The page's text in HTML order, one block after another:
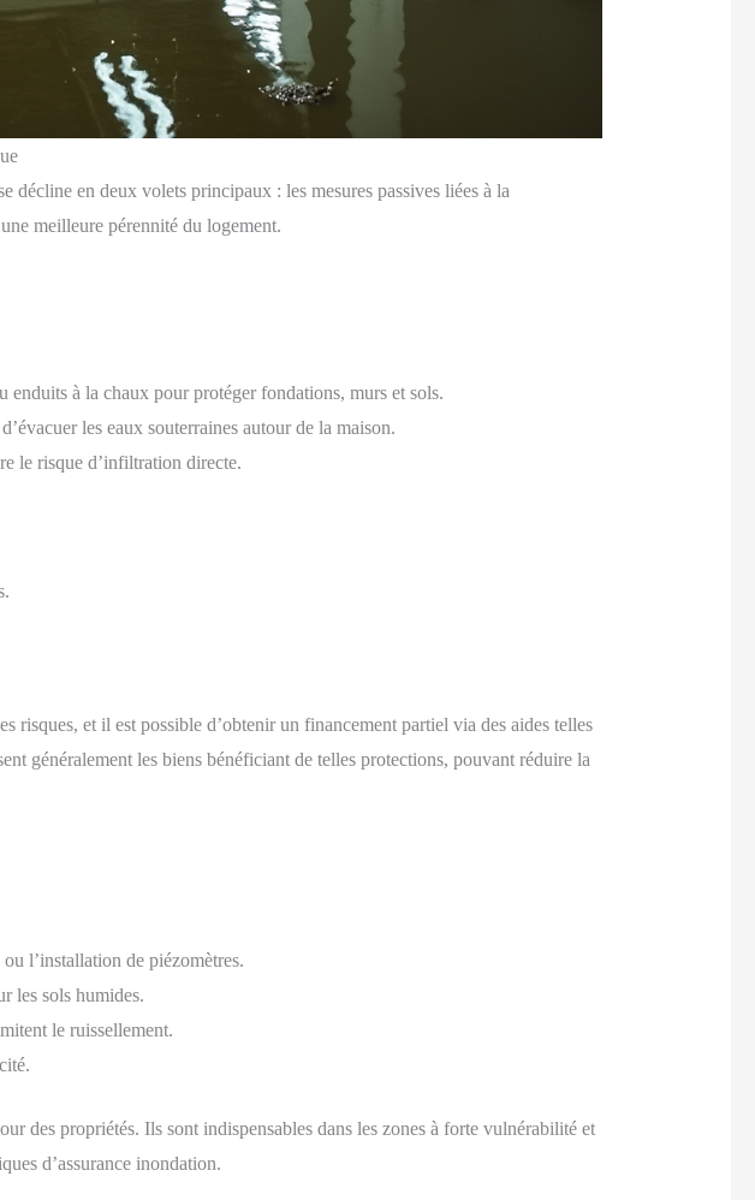
décline en deux volets principaux : les mesures passives liées à la
meilleure pérennité du logement.
à la chaux pour protéger fondations, murs et sols.
les eaux souterraines autour de la maison.
le risque d’infiltration directe.
risques, et il est possible d’obtenir un financement partiel via des aides telles
généralement les biens bénéficiant de telles protections, pouvant réduire la
l’installation de piézomètres.
les sols humides.
le ruissellement.
des propriétés. Ils sont indispensables dans les zones à forte vulnérabilité et
d’assurance inondation.